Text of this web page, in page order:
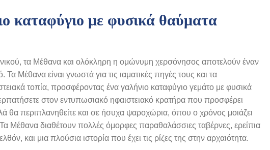
καταφύγιο με φυσικά θαύματα
τα Μέθανα και ολόκληρη η ομώνυμη χερσόνησος αποτελούν έναν
Μέθανα είναι γνωστά για τις ιαματικές πηγές τους και τα
τοπία, προσφέροντας ένα γαλήνιο καταφύγιο γεμάτο με φυσικά
στον εντυπωσιακό ηφαιστειακό κρατήρα που προσφέρει
θα περιπλανηθείτε και σε ήσυχα ψαροχώρια, όπου ο χρόνος μοιάζει
Μέθανα διαθέτουν πολλές όμορφες παραθαλάσσιες ταβέρνες, ερείπια
και μια πλούσια ιστορία που έχει τις ρίζες της στην αρχαιότητα.